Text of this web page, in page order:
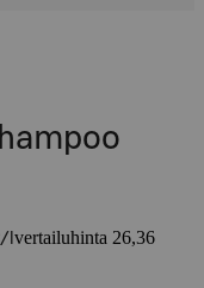
l vertailuhinta 26,36